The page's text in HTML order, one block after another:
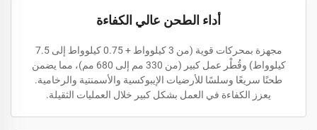
أداء الطحن عالي الكفاءة
مجهزة بمحركات قوية (من 3 كيلوواط + 0.75 كيلوواط إلى 7.5
كيلوواط) وقُطْر عمل كبير (من 330 مم إلى 680 مم)، مما يضمن
طحنًا سريعًا وسلسًا للأرضيات الإيبوكسية والأسمنتية والرخامية.
يعزز الكفاءة في العمل بشكل كبير خلال العمليات الثقيلة.